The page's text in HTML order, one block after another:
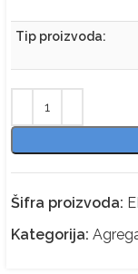
Tip proizvoda:
Šifra proizvoda:
Kategorija: